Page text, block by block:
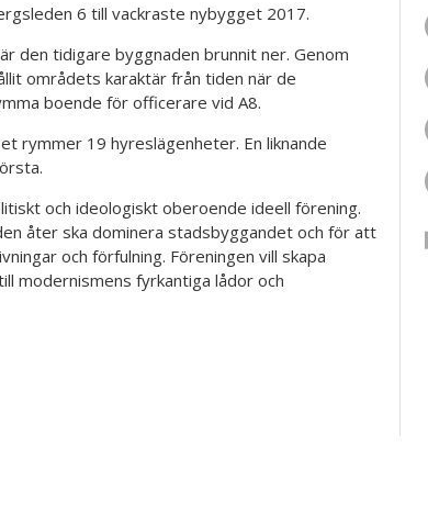
6 till vackraste nybygget 2017.
den tidigare byggnaden brunnit ner. Genom
områdets karaktär från tiden när de
boende för officerare vid A8.
rymmer 19 hyreslägenheter. En liknande
och ideologiskt oberoende ideell förening.
åter ska dominera stadsbyggandet och för att
och förfulning. Föreningen vill skapa
modernismens fyrkantiga lådor och